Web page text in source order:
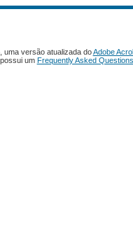
uma versão atualizada doAdobe
um Frequently Asked